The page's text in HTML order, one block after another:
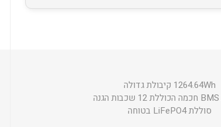
1264.64Wh קיבולת גדולה
סוללת LiFePO4 בטוחה